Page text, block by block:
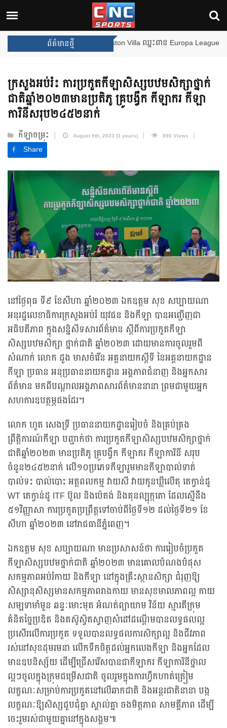
ព័ត៌មានថ្មី
ឈ្នះពានរង្វាន់បន្ថែមទៀត បន្ទាប់ពី Aston Villa ឈ្នះពាន Europa League
ក្រសួងអប់រំ៖ ការប្រកួតកីឡាសិស្សបឋមសិក្សាថ្នាក់
ជាតិឆ្នាំ២០២៣មានប្រតិភូ គ្រូបង្វឹក កីឡាករ កីឡា
ការិនីសរុប២៤៥២នាក់
កីឡាចម្រុះ August 9th, 2023 (3 years) 895 Views
Share
នៅថ្ងៃពុធ ទី៩ ខែសីហា ឆ្នាំ២០២៣ ឯកឧត្តម សុខ សប្បាយណា
អនុរដ្ឋលេខាធិការក្រសួងអប់រំ យុវជន និងកីឡា បានអញ្ជើញជា
អធិបតីភាព ក្នុងសន្និសីទសារព័ត៌មាន ស្តីពីការប្រកួតកីឡា
សិស្សបឋមសិក្សា ថ្នាក់ជាតិ ឆ្នាំ២០២៣ ដោយមានការចូលរួមពី
សំណាក់ លោក ដួង មាសចំរើន អគ្គនាយកស្តីទី នៃអគ្គនាយកដ្ឋាន
កីឡា ប្រធាន អនុប្រធាននាយកដ្ឋាន អង្គភាពជំនាញ និងអ្នកសារ
ព័ត៌មាន មកពីបណ្តាលអង្គភាពសារព័ត៌មាននានា ព្រមជាមួយអ្នក
សហការឧបត្ថម្ភផងដែរ។
លោក ហួត សេងទ្រី ប្រធាននាយកដ្ឋានរៀបចំ និងគ្រប់គ្រង
ព្រឹត្តិការណ៍កីឡា បញ្ជាក់ថា ការប្រកួតកីឡាសិស្សបឋមសិក្សាថ្នាក់
ជាតិឆ្នាំ២០២៣ មានប្រតិភូ គ្រូបង្វឹក កីឡាករ កីឡាការិនី សរុប
ចំនួន២៤៥២នាក់ លើ១០ប្រភេទកីឡារួមមានកីឡាបាល់ទាត់
បាល់ទះ បាល់បោះ អត្តពលកម្ម វាយសី វាយកូនឃ្លីលើតុ តេក្វាន់ដូ
WT តេក្វាន់ដូ ITF ប៊ូល និងប៉េតង់ និងគុនល្បុក្កតោ ដែលស្មើនឹង
៥១វិញ្ញាសា ការប្រកួតប្រព្រឹត្តទៅចាប់ពីថ្ងៃទី១២ ដល់ថ្ងៃទី២១ ខែ
សីហា ឆ្នាំ២០២៣ នៅរាជធានីភ្នំពេញ។
ឯកឧត្តម សុខ សប្បាយណា មានប្រសាសន៍ថា ការរៀបចំប្រកួត
កីឡាសិស្សបឋមថ្នាក់ជាតិ ឆ្នាំ២០២៣ មានគោលបំណងបំផុស
សកម្មភាពអប់រំកាយ និងកីឡា នៅក្នុងគ្រឹះស្ថានសិក្សា ជំរុញឱ្យ
សិស្សានុសិស្សមានសកម្មភាពរាងកាយ មានសុខមាលភាពល្អ កាយ
សម្បទាមំាមួន ឆន្ទៈមោះមុត អំណត់ព្យាយាម វិន័យ ស្មារតីក្រុម
គំនិតច្នៃប្រឌិត និងតស៊ូស្វិតស្វាញសំដៅដណ្ដើមបានលទ្ធផលល្អ
ប្រសើរលើការប្រកួត ទទួលបានលទ្ធផលការសិក្សាល្អ និងជីវភាព
រស់នៅសុខដុមរមនា លើកទឹកចិត្តដល់អ្នកលេងកីឡា និងអ្នកដែល
មានឧបនិស្ស័យ ដើម្បីជ្រើសរើសបានជាកីឡាករ កីឡាការិនីថ្នាល
ល្អៗចូលក្នុងក្រុមជម្រើសជាតិ ចូលរួមក្នុងការហ្វឹកហាត់ត្រៀម
លក្ខណៈសម្រាប់ការប្រកួតនៅលើឆាកជាតិ និងអន្តរជាតិនានា បង្ក
លក្ខណៈឱ្យសិស្សជួបជុំគ្នា ស្គាល់គ្នា ចងមិត្តភាព សាមគ្គីភាព ដើម្បី
ចេះរួមរស់ជាមួយគ្នានៅក្នុងសង្គម៕